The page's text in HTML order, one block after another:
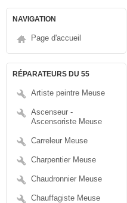
NAVIGATION
Page d'accueil
RÉPARATEURS DU 55
Artiste peintre Meuse
Ascenseur -
Ascensoriste Meuse
Carreleur Meuse
Charpentier Meuse
Chaudronnier Meuse
Chauffagiste Meuse